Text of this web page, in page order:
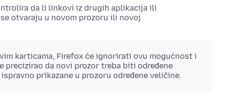
da li linkovi iz drugih aplikacija ili
otvaraju u novom prozoru ili novoj
karticama, Firefox će ignorirati ovu mogućnost i
da novi prozor treba biti određene
prikazane u prozoru određene veličine.